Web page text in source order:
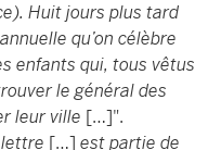
Huit jours plus tard
qu’on célèbre
enfants qui, tous vêtus
le général des
leur ville […]".
[…] est partie de